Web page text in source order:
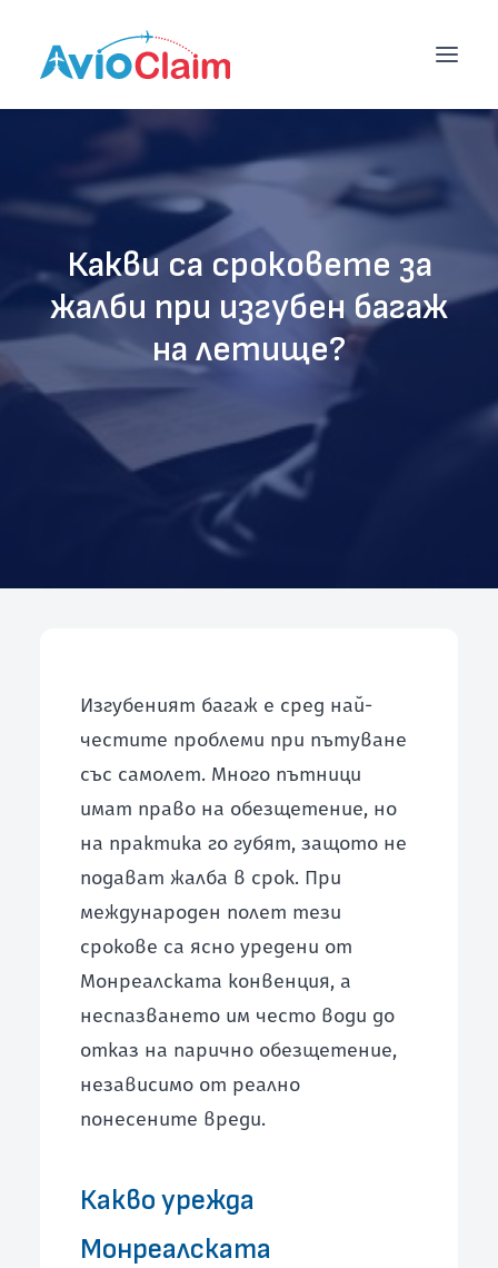
НАЧАЛО
УСЛУГИ
ЦЕНИ
БЛОГ
КОНТАКТИ
ОБЩИ УСЛОВИЯ
ЧЗВ
Какви са сроковете за
жалби при изгубен багаж
на летище?
Изгубеният багаж е сред най-
честите проблеми при пътуване
със самолет. Много пътници
имат право на обезщетение, но
на практика го губят, защото не
подават жалба в срок. При
международен полет тези
срокове са ясно уредени от
Монреалската конвенция, а
неспазването им често води до
отказ на парично обезщетение,
независимо от реално
понесените вреди.
Какво урежда
Монреалската